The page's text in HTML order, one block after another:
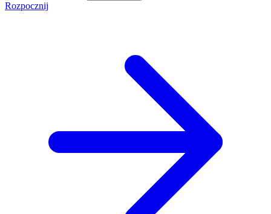
Rozpocznij